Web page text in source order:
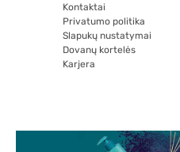
Kontaktai
Privatumo politika
Slapukų nustatymai
Dovanų kortelės
Karjera